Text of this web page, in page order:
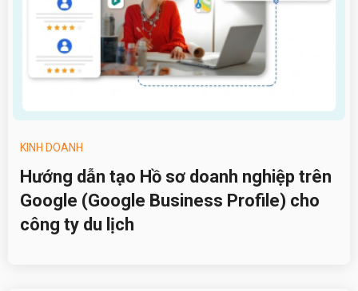
KINH DOANH
Hướng dẫn tạo Hồ sơ doanh nghiệp trên
Google (Google Business Profile) cho
công ty du lịch